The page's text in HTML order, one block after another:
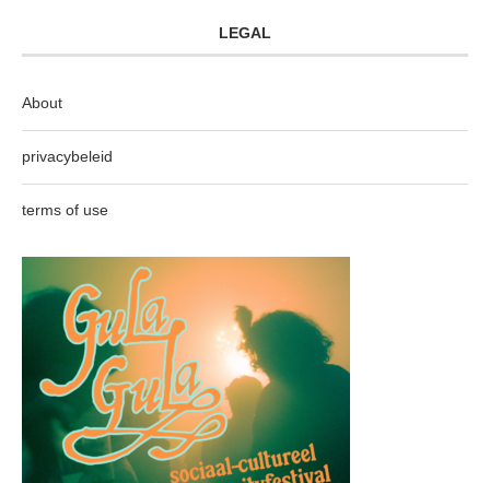
LEGAL
About
privacybeleid
terms of use